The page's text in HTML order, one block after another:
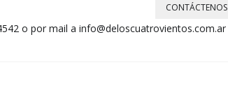
o por mail a info@deloscuatrovientos.com.ar
CONTÁCTENOS